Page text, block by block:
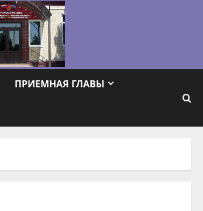
ПРИЕМНАЯ ГЛАВЫ